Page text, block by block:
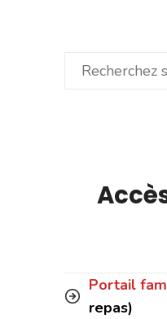
Rechercher
Portail
repas)